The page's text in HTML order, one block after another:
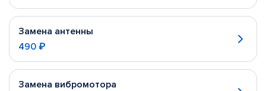
Замена антенны
490 ₽
Замена вибромотора